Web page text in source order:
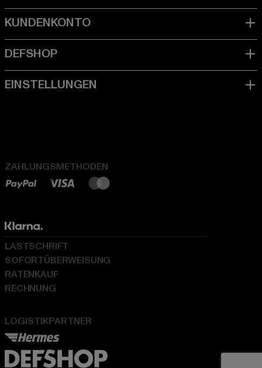
ZAHLUNGSMETHODEN
LOGISTIKPARTNER
LASTSCHRIFT
SOFORTÜBERWEISUNG
RATENKAUF
RECHNUNG